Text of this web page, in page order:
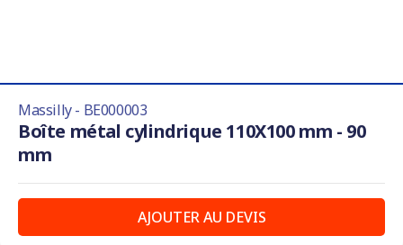
Massilly - BE000003
Boîte métal cylindrique 110X100 mm - 90
mm
AJOUTER AU DEVIS